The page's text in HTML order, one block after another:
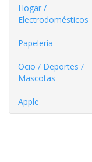
Hogar /
Electrodomésticos
Papelería
Ocio / Deportes /
Mascotas
Apple